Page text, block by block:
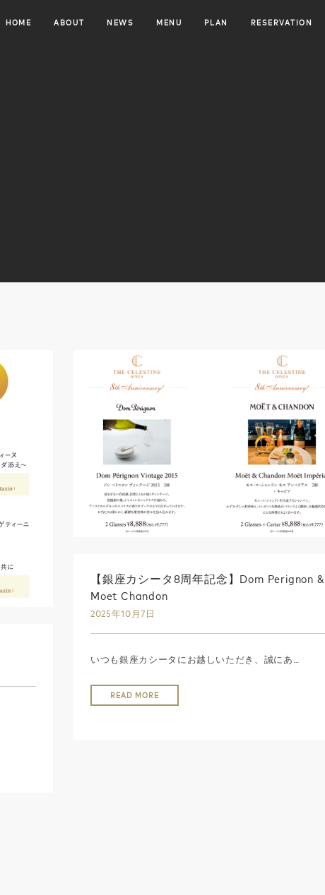
HOME ABOUT NEWS MENU PLAN RESERVATION
【銀座カシータ8周年記念】Dom Perignon &
Moet Chandon
2025年10月7日
いつも銀座カシータにお越しいただき、誠にあ…
READ MORE